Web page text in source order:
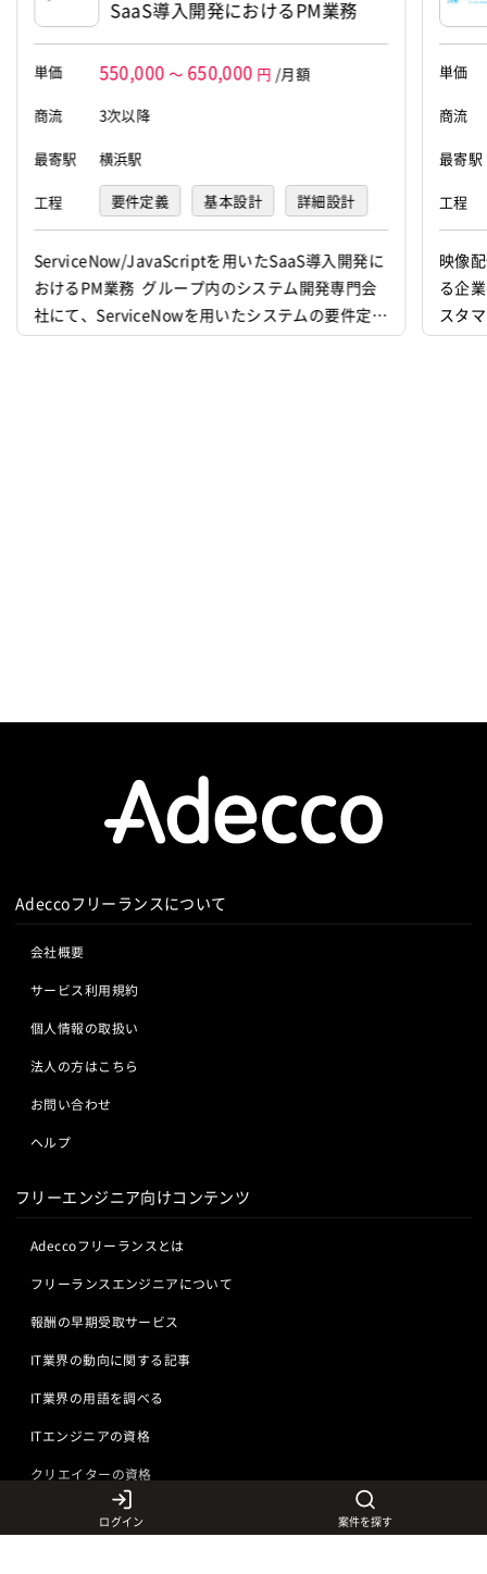
SaaS導入開発におけるPM業務
単価 550,000 ～ 650,000 円 /月額
商流
3次以降
最寄駅 横浜駅
工程 要件定義 基本設計 詳細設計
デバッグ 運用・保守
ServiceNow/JavaScriptを用いたSaaS導入開発に
おけるPM業務 グループ内のシステム開発専門会
社にて、ServiceNowを用いたシステムの要件定義
から初期導入、 エンハンス開発、運用保守にいた
単価
商流
最寄駅
工程
映像
る企
スタ
上げ
Adeccoフリーランスについて
会社概要
サービス利用規約
個人情報の取扱い
法人の方はこちら
お問い合わせ
ヘルプ
フリーエンジニア向けコンテンツ
Adeccoフリーランスとは
フリーランスエンジニアについて
報酬の早期受取サービス
IT業界の動向に関する記事
IT業界の用語を調べる
ITエンジニアの資格
クリエイターの資格
言語から探す
ログイン 案件を探す